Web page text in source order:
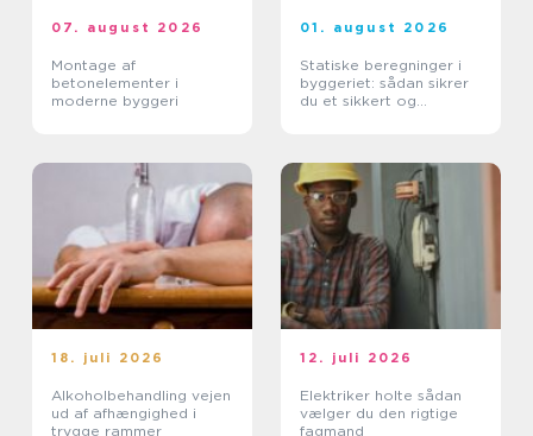
07. august 2026
Montage af
betonelementer i
moderne byggeri
01. august 2026
Statiske beregninger i
byggeriet: sådan sikrer
du et sikkert og
18. juli 2026
Alkoholbehandling vejen
ud af afhængighed i
trygge rammer
12. juli 2026
Elektriker holte sådan
vælger du den rigtige
fagmand